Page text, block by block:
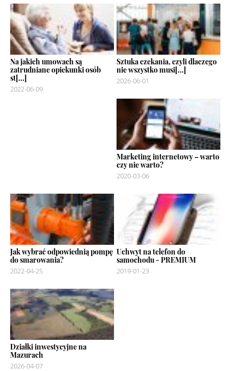
Na jakich umowach są
zatrudniane opiekunki osób
st[...]
2022-06-09
Sztuka czekania, czyli dlaczego
nie wszystko musi[...]
2026-06-01
Marketing internetowy – warto
czy nie warto?
2020-03-06
Jak wybrać odpowiednią pompę
do smarowania?
2022-04-25
Uchwyt na telefon do
samochodu - PREMIUM
2019-01-23
Działki inwestycyjne na
Mazurach
2026-04-07